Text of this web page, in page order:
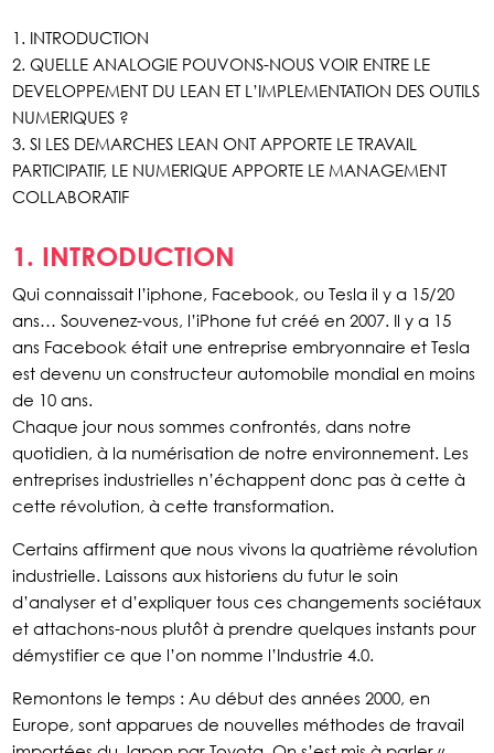
1. INTRODUCTION
2. QUELLE ANALOGIE POUVONS-NOUS VOIR ENTRE LE
DEVELOPPEMENT DU LEAN ET L’IMPLEMENTATION DES OUTILS
NUMERIQUES ?
3. SI LES DEMARCHES LEAN ONT APPORTE LE TRAVAIL
PARTICIPATIF, LE NUMERIQUE APPORTE LE MANAGEMENT
COLLABORATIF
1. INTRODUCTION
Qui connaissait l’iphone, Facebook, ou Tesla il y a 15/20
ans… Souvenez-vous, l’iPhone fut créé en 2007. Il y a 15
ans Facebook était une entreprise embryonnaire et Tesla
est devenu un constructeur automobile mondial en moins
de 10 ans.
Chaque jour nous sommes confrontés, dans notre
quotidien, à la numérisation de notre environnement. Les
entreprises industrielles n’échappent donc pas à cette à
cette révolution, à cette transformation.
Certains affirment que nous vivons la quatrième révolution
industrielle. Laissons aux historiens du futur le soin
d’analyser et d’expliquer tous ces changements sociétaux
et attachons-nous plutôt à prendre quelques instants pour
démystifier ce que l’on nomme l’Industrie 4.0.
Remontons le temps : Au début des années 2000, en
Europe, sont apparues de nouvelles méthodes de travail